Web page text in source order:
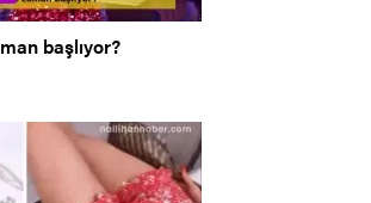
başlıyor?